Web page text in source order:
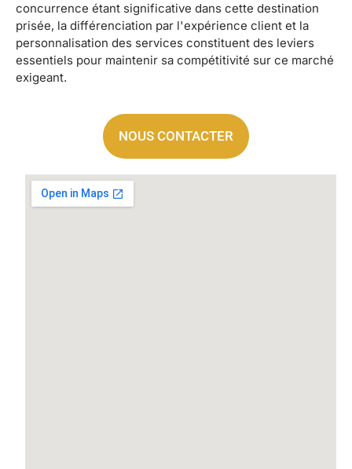
concurrence étant significative dans cette destination
prisée, la différenciation par l'expérience client et la
personnalisation des services constituent des leviers
essentiels pour maintenir sa compétitivité sur ce marché
exigeant.
NOUS CONTACTER